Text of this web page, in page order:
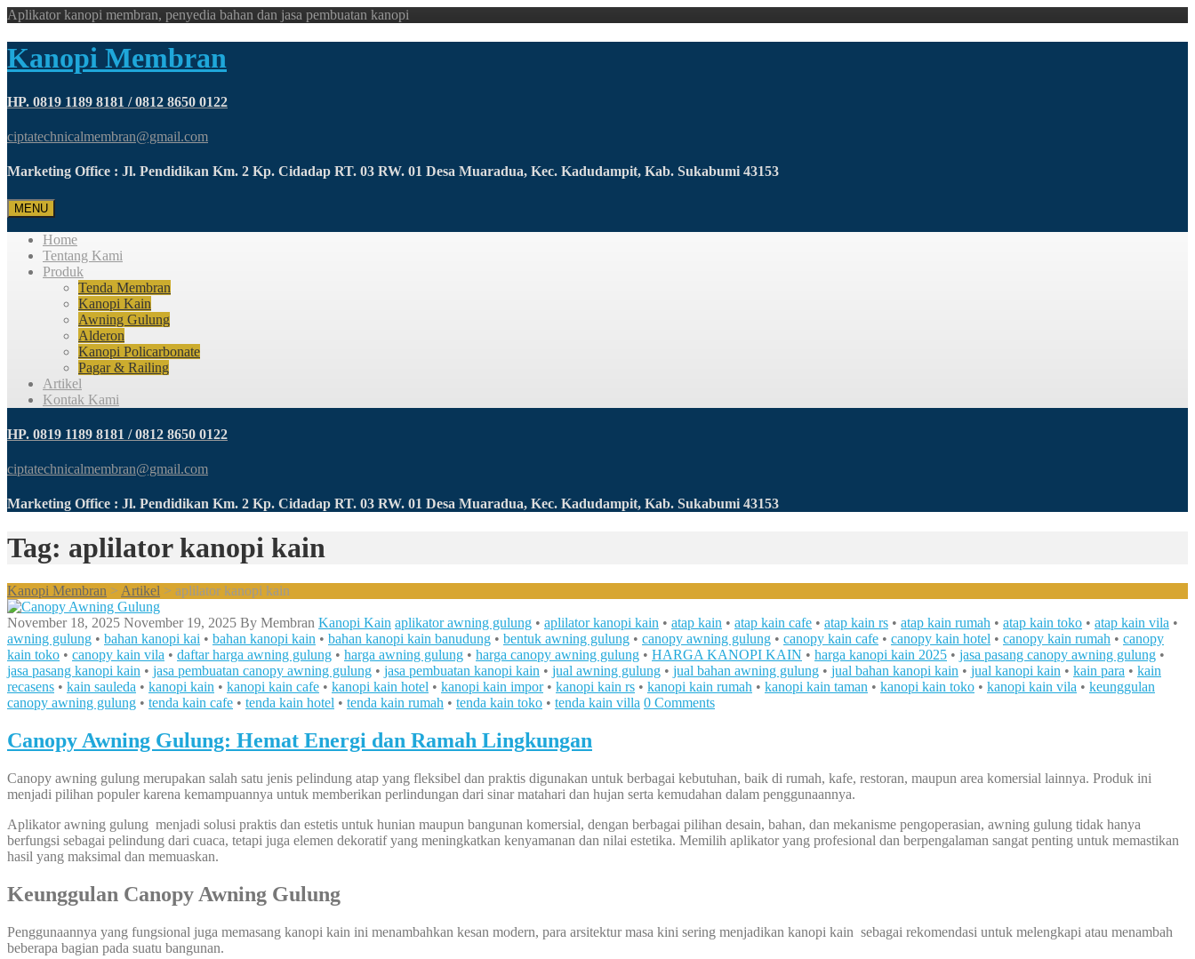
Aplikator kanopi membran, penyedia bahan dan jasa pembuatan kanopi
Kanopi Membran
HP. 0819 1189 8181 / 0812 8650 0122
ciptatechnicalmembran@gmail.com
Marketing Office : Jl. Pendidikan Km. 2 Kp. Cidadap RT. 03 RW. 01 Desa Muaradua, Kec. Kadudampit, Kab. Sukabumi 43153
MENU
Home
Tentang Kami
Produk
Tenda Membran
Kanopi Kain
Awning Gulung
Alderon
Kanopi Policarbonate
Pagar & Railing
Artikel
Kontak Kami
HP. 0819 1189 8181 / 0812 8650 0122
ciptatechnicalmembran@gmail.com
Marketing Office : Jl. Pendidikan Km. 2 Kp. Cidadap RT. 03 RW. 01 Desa Muaradua, Kec. Kadudampit, Kab. Sukabumi 43153
Tag: aplilator kanopi kain
Kanopi Membran > Artikel > aplilator kanopi kain
November 18, 2025 November 19, 2025 By Membran Kanopi Kain aplikator awning gulung • aplilator kanopi kain • atap kain • atap kain cafe • atap kain rs • atap kain rumah • atap kain toko • atap kain vila •
awning gulung • bahan kanopi kai • bahan kanopi kain • bahan kanopi kain banudung • bentuk awning gulung • canopy awning gulung • canopy kain cafe • canopy kain hotel • canopy kain rumah • canopy
kain toko • canopy kain vila • daftar harga awning gulung • harga awning gulung • harga canopy awning gulung • HARGA KANOPI KAIN • harga kanopi kain 2025 • jasa pasang canopy awning gulung •
jasa pasang kanopi kain • jasa pembuatan canopy awning gulung • jasa pembuatan kanopi kain • jual awning gulung • jual bahan awning gulung • jual bahan kanopi kain • jual kanopi kain • kain para • kain
recasens • kain sauleda • kanopi kain • kanopi kain cafe • kanopi kain hotel • kanopi kain impor• kanopi kain rs • kanopi kain rumah • kanopi kain taman • kanopi kain toko • kanopi kain vila • keunggulan
canopy awning gulung • tenda kain cafe • tenda kain hotel • tenda kain rumah • tenda kain toko • tenda kain villa 0 Comments
Canopy Awning Gulung: Hemat Energi dan Ramah Lingkungan
Canopy awning gulung merupakan salah satu jenis pelindung atap yang fleksibel dan praktis digunakan untuk berbagai kebutuhan, baik di rumah, kafe, restoran, maupun area komersial lainnya. Produk ini
menjadi pilihan populer karena kemampuannya untuk memberikan perlindungan dari sinar matahari dan hujan serta kemudahan dalam penggunaannya.
Aplikator awning gulung menjadi solusi praktis dan estetis untuk hunian maupun bangunan komersial, dengan berbagai pilihan desain, bahan, dan mekanisme pengoperasian, awning gulung tidak hanya
berfungsi sebagai pelindung dari cuaca, tetapi juga elemen dekoratif yang meningkatkan kenyamanan dan nilai estetika. Memilih aplikator yang profesional dan berpengalaman sangat penting untuk memastikan
hasil yang maksimal dan memuaskan.
Keunggulan Canopy Awning Gulung
Penggunaannya yang fungsional juga memasang kanopi kain ini menambahkan kesan modern, para arsitektur masa kini sering menjadikan kanopi kain sebagai rekomendasi untuk melengkapi atau menambah
beberapa bagian pada suatu bangunan.